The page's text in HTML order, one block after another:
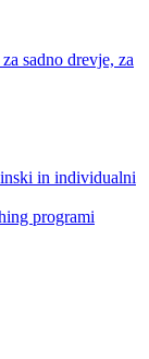
sadno drevje, za
in individualni
programi